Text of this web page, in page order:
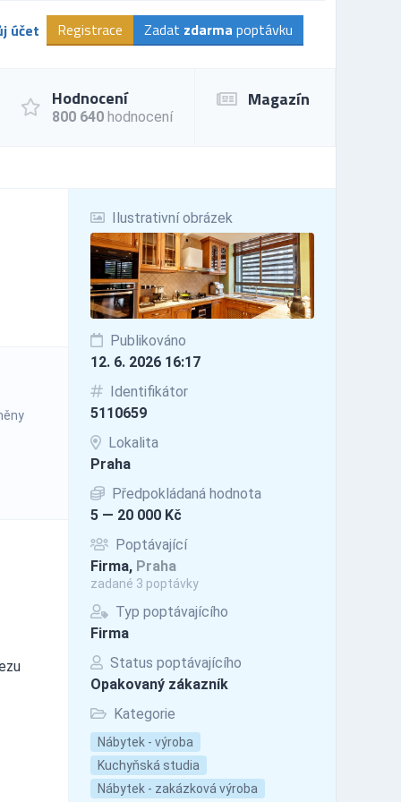
účet Registrace Zadat zdarma poptávku
Hodnocení
800 640 hodnocení
Magazín
Ilustrativní obrázek
Publikováno
12. 6. 2026 16:17
Identifikátor
5110659
Lokalita
Praha
Předpokládaná hodnota
5 — 20 000 Kč
Poptávající
Firma, Praha
zadané 3 poptávky
Typ poptávajícího
Firma
Status poptávajícího
Opakovaný zákazník
Kategorie
Nábytek - výroba
Kuchyňská studia
Nábytek - zakázková výroba